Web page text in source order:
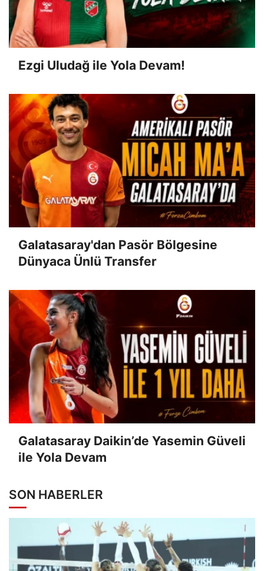
Ezgi Uludağ ile Yola Devam!
Galatasaray'dan Pasör Bölgesine
Dünyaca Ünlü Transfer
Galatasaray Daikin’de Yasemin Güveli
ile Yola Devam
SON HABERLER